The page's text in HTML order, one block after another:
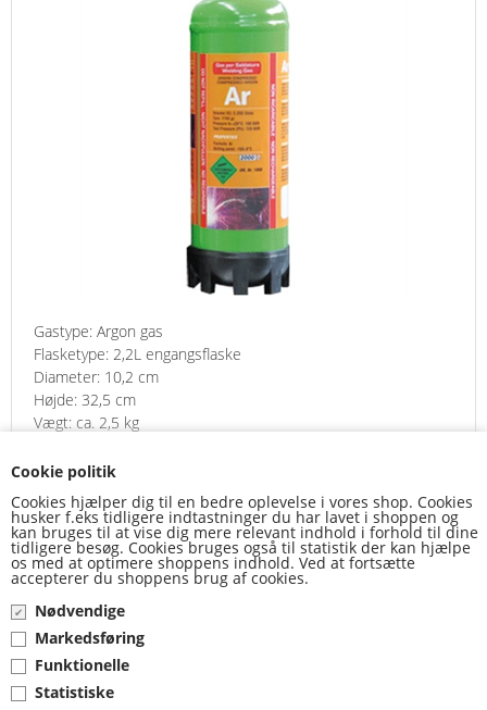
Cookie politik
Cookies hjælper dig til en bedre oplevelse i vores shop. Cookies
husker f.eks tidligere indtastninger du har lavet i shoppen og
kan bruges til at vise dig mere relevant indhold i forhold til dine
tidligere besøg. Cookies bruges også til statistik der kan hjælpe
os med at optimere shoppens indhold. Ved at fortsætte
accepterer du shoppens brug af cookies.
Nødvendige
Markedsføring
Funktionelle
Statistiske
Gastype: Argon gas
Flasketype: 2,2L engangsflaske
Diameter: 10,2 cm
Højde: 32,5 cm
Vægt: ca. 2,5 kg
349,00 DKK